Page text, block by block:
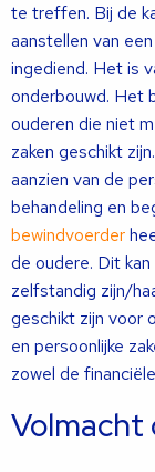
te treffen. Bij de
aanstellen van
ingediend. Het is
onderbouwd. Het
ouderen die niet
zaken geschikt
aanzien van de
behandeling en
bewindvoerder
de oudere. Dit
zelfstandig zijn/
geschikt zijn voor
en persoonlijke
zowel de